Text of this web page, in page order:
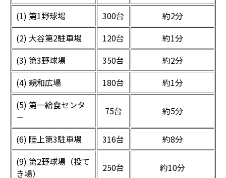
(1) 第1野球場
300台
約2分
(2) 大谷第2駐車場
120台
約1分
(3) 第3野球場
350台
約2分
(4) 親和広場
180台
約1分
(5) 第一給食センタ
ー
75台 約5分
(6) 陸上第3駐車場 316台
約8分
(9) 第2野球場（投て
き場）
250台 約10分